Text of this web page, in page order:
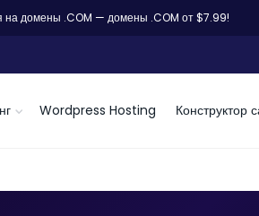
на домены .COM — домены .COM от $7.99!
Wordpress Hosting Конструктор